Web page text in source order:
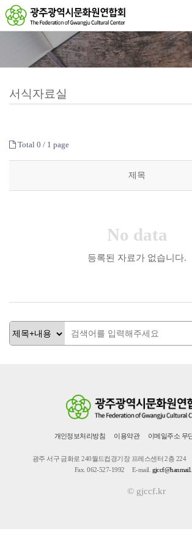
서식자료실
Total 0 / 1 page
제목
No data
등록된 자료가 없습니다.
개인정보처리방침 이용약관 이메일주소 무
광주 서구 금화로 240월드컵경기장 프레스센터 2층 224
Fax. 062-527-1992
E-mail.
© gjccf.kr